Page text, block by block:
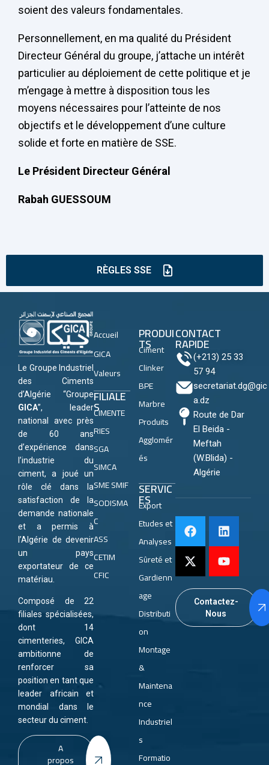
soient des valeurs fondamentales.
Personnellement, en ma qualité du Président
Directeur Général du groupe, j’attache un intérêt
particulier au déploiement de cette politique et je
m’engage à mettre à disposition tous les
moyens nécessaires pour l’atteinte de nos
objectifs et le développement d’une culture
solide et forte en matière de SSE.
Le Président Directeur Général
Rabah GUESSOUM
RÈGLES SSE
Le Groupe Industriel
des Ciments
d’Algérie “Groupe
GICA”, leader
national avec près
de 60 ans
d’expérience dans
l’industrie du
ciment, a joué un
rôle clé dans la
satisfaction de la
demande nationale
et a permis à
l’Algérie de devenir
un pays
exportateur de ce
matériau.
Composé de 22
filiales spécialisées,
dont 14
cimenteries, GICA
ambitionne de
renforcer sa
position en tant que
leader africain et
mondial dans le
secteur du ciment.
A
propos
Accueil
GICA
Valeurs
FILIALE
S
CIMENTE
RIES
SGA
SIMCA
SME SMIF
SODISMA
C
ASS
CETIM
CFIC
PRODUI
TS
Ciment
Clinker
BPE
Marbre
Produits
Agglomér
és
SERVIC
ES
Export
Etudes et
Analyses
Sûreté et
Gardienn
age
Distributi
on
Montage
&
Maintena
nce
Industriel
s
Formatio
CONTACT
RAPIDE
(+213) 25 33
57 94
secretariat.dg@gic
a.dz
Route de Dar
El Beida -
Meftah
(W.Blida) -
Algérie
Contactez-
Nous